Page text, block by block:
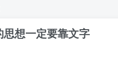
思想一定要靠文字